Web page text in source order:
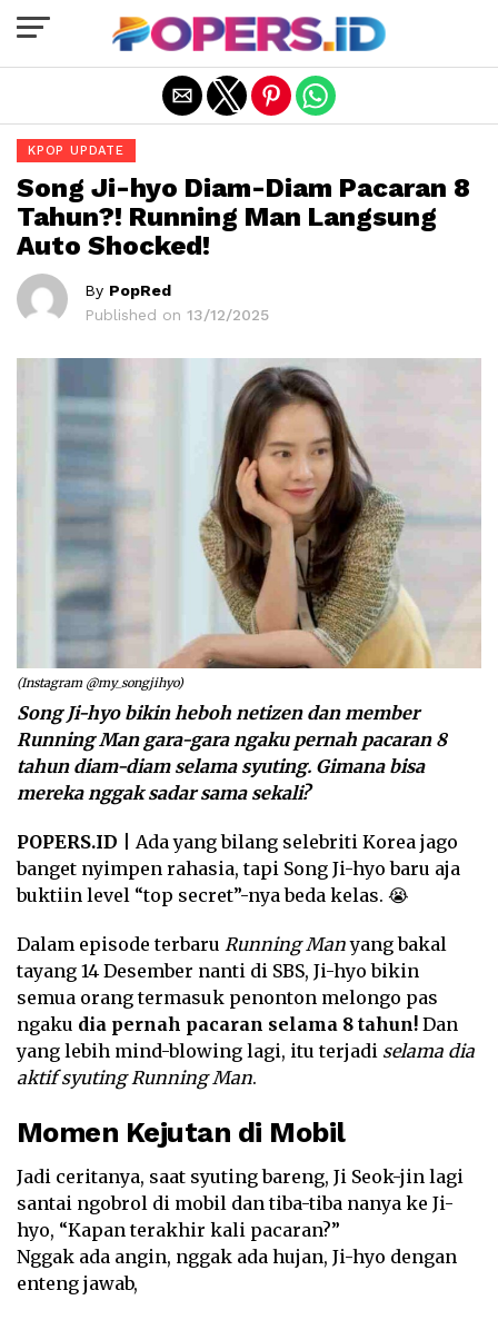
KPOP UPDATE
Song Ji-hyo Diam-Diam Pacaran 8
Tahun?! Running Man Langsung
Auto Shocked!
By PopRed
Published on 13/12/2025
(Instagram @my_songjihyo)
Song Ji-hyo bikin heboh netizen dan member
Running Man gara-gara ngaku pernah pacaran 8
tahun diam-diam selama syuting. Gimana bisa
mereka nggak sadar sama sekali?
POPERS.ID
| Ada yang bilang selebriti Korea jago
banget nyimpen rahasia, tapi Song Ji-hyo baru aja
buktiin level “top secret”-nya beda kelas. 😭
Dalam episode terbaru Running Manyang bakal
tayang 14 Desember nanti di SBS, Ji-hyo bikin
semua orang termasuk penonton melongo pas
ngaku dia pernah pacaran selama 8 tahun! Dan
yang lebih mind-blowing lagi, itu terjadi selama dia
aktif syuting Running Man.
Momen Kejutan di Mobil
Jadi ceritanya, saat syuting bareng, Ji Seok-jin lagi
santai ngobrol di mobil dan tiba-tiba nanya ke Ji-
hyo, “Kapan terakhir kali pacaran?”
Nggak ada angin, nggak ada hujan, Ji-hyo dengan
enteng jawab,
Exit mobile version